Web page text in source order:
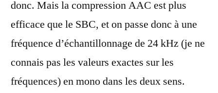
donc. Mais la compression AAC est plus
efficace que le SBC, et on passe donc à une
fréquence d’échantillonnage de 24 kHz (je ne
connais pas les valeurs exactes sur les
fréquences) en mono dans les deux sens.